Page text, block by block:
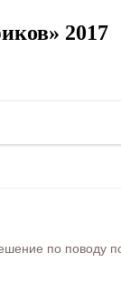
2017
по поводу